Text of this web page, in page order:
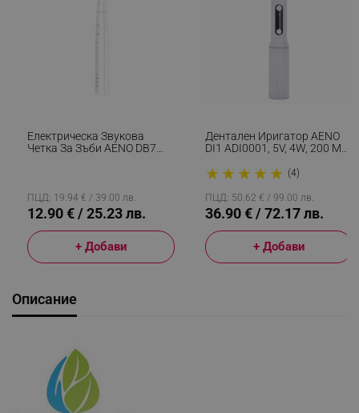
Електрическа Звукова
Четка За Зъби AENO DB7
Зареждане, Бял
ПЦД: 19.94 € / 39.00 лв.
12.90 € / 25.23 лв.
+ Добави
Дентален Иригатор AENO
DI1 ADI0001, 5V, 4W, 200 Мл,
Почистване, 4 Накрайника,
Бял
★ ★ ★ ★ ★ (4)
ПЦД: 50.62 € / 99.00 лв.
36.90 € / 72.17 лв.
+ Добави
Описание